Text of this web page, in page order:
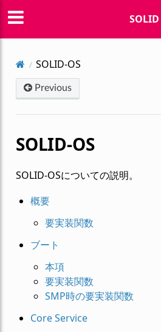
SOLID
SOLID-OS
Previous
SOLID-OS
SOLID-OSについての説明。
概要
要実装関数
ブート
本項
要実装関数
SMP時の要実装関数
Core Service